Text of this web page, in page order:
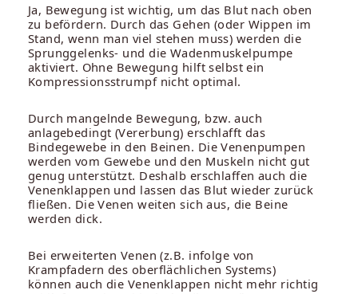
Ja, Bewegung ist wichtig, um das Blut nach oben
zu befördern. Durch das Gehen (oder Wippen im
Stand, wenn man viel stehen muss) werden die
Sprunggelenks- und die Wadenmuskelpumpe
aktiviert. Ohne Bewegung hilft selbst ein
Kompressionsstrumpf nicht optimal.
Durch mangelnde Bewegung, bzw. auch
anlagebedingt (Vererbung) erschlafft das
Bindegewebe in den Beinen. Die Venenpumpen
werden vom Gewebe und den Muskeln nicht gut
genug unterstützt. Deshalb erschlaffen auch die
Venenklappen und lassen das Blut wieder zurück
fließen. Die Venen weiten sich aus, die Beine
werden dick.
Bei erweiterten Venen (z.B. infolge von
Krampfadern des oberflächlichen Systems)
können auch die Venenklappen nicht mehr richtig